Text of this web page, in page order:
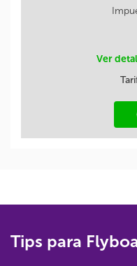
Ver
Tips para